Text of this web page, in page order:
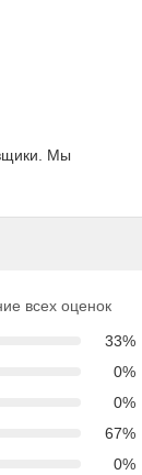
Мы
всех оценок
33%
0%
0%
67%
0%